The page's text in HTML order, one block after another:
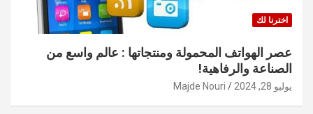
اخترنا لك
عصر الهواتف المحمولة ومنتجاتها : عالم واسع من
الصناعة والرفاهية!
يوليو 28, 2024 Majde Nouri